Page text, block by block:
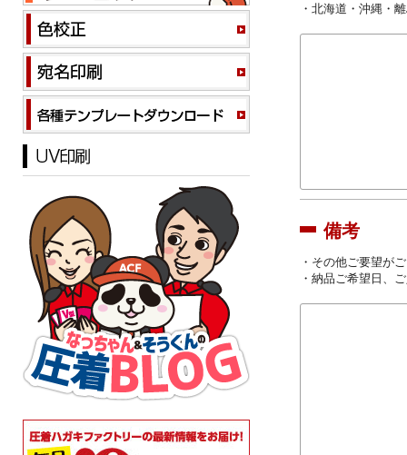
・北海道・沖縄・
備考
・その他ご要望が
・納品ご希望日、